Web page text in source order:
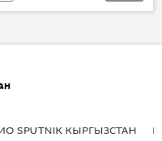
SPUTNIK КЫРГЫЗСТАН